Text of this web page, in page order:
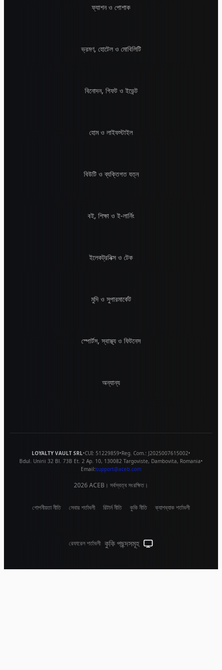
ফ্যাশন ও পোশাক
ভ্রমণ, হোটেল ও মোবিলিটি
বিনোদন, গিফট ও ইভেন্ট
হোম ও লাইফস্টাইল
বিউটি ও ব্যক্তিগত যত্ন
বই, শিক্ষা ও ই-লার্নিং
ইলেকট্রনিক্স ও টেক
মুদি ও সুপারমার্কেট
স্পোর্টস, স্বাস্থ্য ও ফিটনেস
অন্যান্য
LOYALTY VAULT SRL•CUI: 51229859•Reg. Com.: J2025007615002•
Bdul. Unirii 32 Bl. 73B Et. 2 Ap. 10, 130082 Targoviste, Dambovita, Romania•
Email:support@aceb.com
2026ACEB। সর্বস্বত্ব সংরক্ষিত।
গোপনীয়তা নীতি সেবার শর্তাবলী রিটার্ন নীতি কুকি নীতি ক্যাশব্যাক শর্তাবলী
রেফারেল শর্তাবলী কুকি পছন্দসমূহ সিস্টেম থিম (লাইটের জন্য ক্লিক